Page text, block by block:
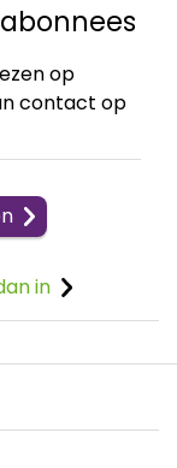
op
contact op
in